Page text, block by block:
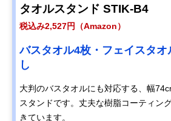
タオルスタンド STIK-B4
税込み2,527円（Amazon）
バスタオル4枚・フェイスタ
し
大判のバスタオルにも対応する、幅
スタンドです。丈夫な樹脂コーティン
きています。